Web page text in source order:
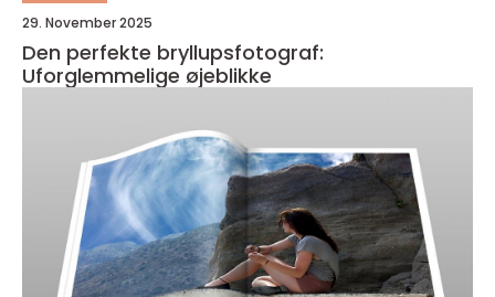
29. November 2025
Den perfekte bryllupsfotograf:
Uforglemmelige øjeblikke